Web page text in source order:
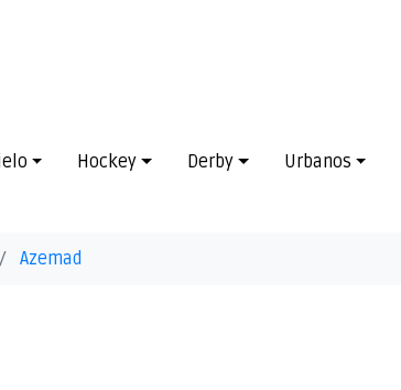
Hockey Derby Urbanos
Azemad